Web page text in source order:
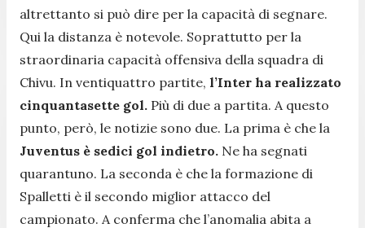
altrettanto si può dire per la capacità di segnare.
Qui la distanza è notevole. Soprattutto per la
straordinaria capacità offensiva della squadra di
Chivu. In ventiquattro partite, l’Inter ha realizzato
cinquantasette gol. Più di due a partita. A questo
punto, però, le notizie sono due. La prima è che la
Juventus è sedici gol indietro. Ne ha segnati
quarantuno. La seconda è che la formazione di
Spalletti è il secondo miglior attacco del
campionato. A conferma che l’anomalia abita a